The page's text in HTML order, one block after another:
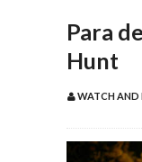
Para
Hunt
WATCH AND